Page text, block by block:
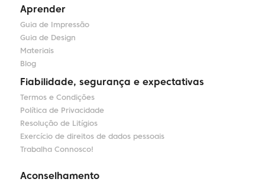
Aprender
Guia de Impressão
Guia de Design
Materiais
Blog
Fiabilidade, segurança e expectativas
Termos e Condições
Política de Privacidade
Resolução de Litígios
Exercício de direitos de dados pessoais
Trabalha Connosco!
Aconselhamento